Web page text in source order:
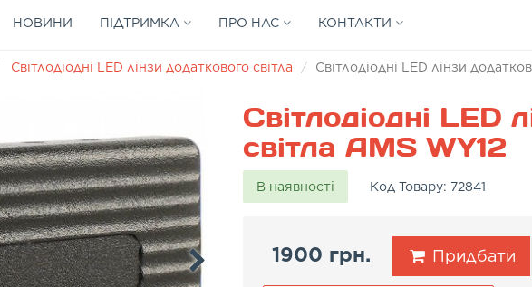
НОВИНИ ПІДТРИМКА ПРО НАС КОНТАКТИ
Світлодіодні LED лінзи додаткового світла Світлодіодні LED лінзи
Світлодіодні LED
світла AMS WY12
В наявності Код Товару: 72841
1900 грн. Придбати